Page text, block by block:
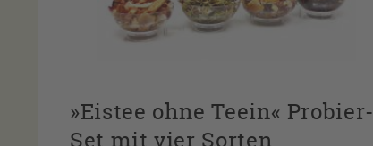
»Eistee ohne Teein« Probier-
Set mit vier Sorten